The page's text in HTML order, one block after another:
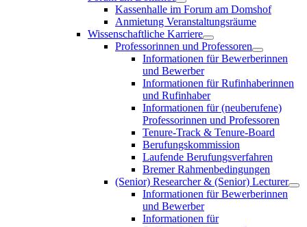
Kassenhalle im Forum am Domshof
Anmietung Veranstaltungsräume
Wissenschaftliche Karriere
Professorinnen und Professoren
Informationen für Bewerberinnen
und Bewerber
Informationen für Rufinhaberinnen
und Rufinhaber
Informationen für (neuberufene)
Professorinnen und Professoren
Tenure-Track & Tenure-Board
Berufungskommission
Laufende Berufungsverfahren
Bremer Rahmenbedingungen
(Senior) Researcher & (Senior) Lecturer
Informationen für Bewerberinnen
und Bewerber
Informationen für